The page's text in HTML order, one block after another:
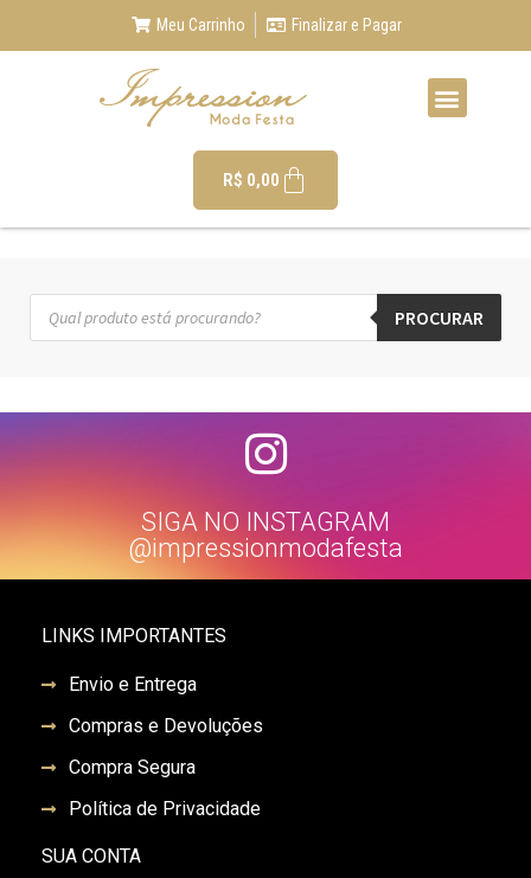
Meu Carrinho Finalizar e Pagar
R$ 0,00
PROCURAR
SIGA NO INSTAGRAM
@impressionmodafesta
LINKS IMPORTANTES
Envio e Entrega
Compras e Devoluções
Compra Segura
Política de Privacidade
SUA CONTA